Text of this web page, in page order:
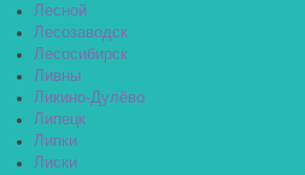
Лесной
Лесозаводск
Лесосибирск
Ливны
Ликино-Дулёво
Липецк
Липки
Лиски